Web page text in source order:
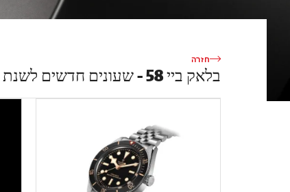
חזרה
בלאק ביי 58 - שעונים חדשים לשנת 2026